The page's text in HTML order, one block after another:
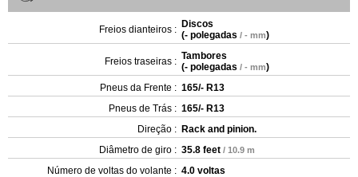
Freios dianteiros : Discos
(- polegadas / - mm)
Freios traseiras : Tambores
(- polegadas / - mm)
Pneus da Frente : 165/- R13
Pneus de Trás : 165/- R13
Direção : Rack and pinion.
Diâmetro de giro : 35.8 feet / 10.9 m
Número de voltas do volante : 4.0 voltas